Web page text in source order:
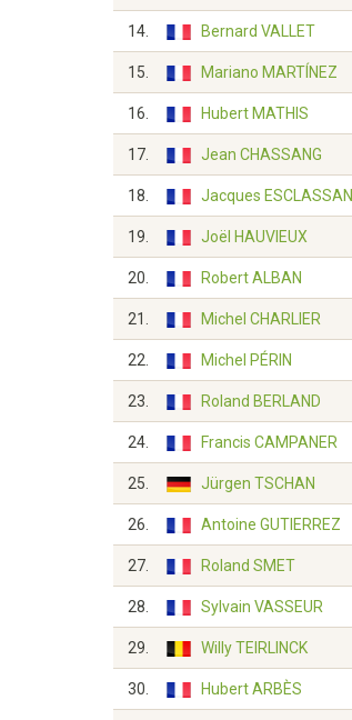
14. Bernard VALLET
15. Mariano MARTÍNEZ
16. Hubert MATHIS
17. Jean CHASSANG
18. Jacques ESCLASSAN
19. Joël HAUVIEUX
20. Robert ALBAN
21. Michel CHARLIER
22. Michel PÉRIN
23. Roland BERLAND
24. Francis CAMPANER
25. Jürgen TSCHAN
26. Antoine GUTIERREZ
27. Roland SMET
28. Sylvain VASSEUR
29. Willy TEIRLINCK
30. Hubert ARBÈS